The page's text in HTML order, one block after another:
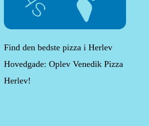
Find den bedste pizza i Herlev
Hovedgade: Oplev Venedik Pizza
Herlev!